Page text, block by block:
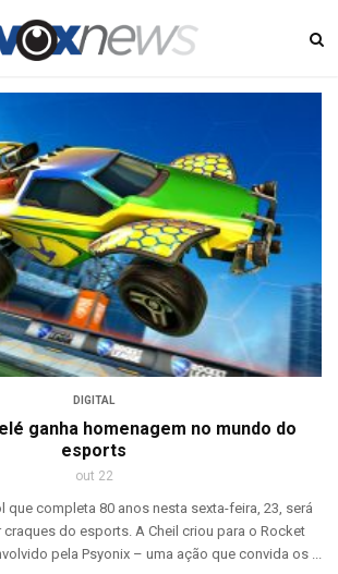
DIGITAL
ganha homenagem no mundo do
esports
out 22
que completa 80 anos nesta sexta-feira, 23, será
do esports. A Cheil criou para o Rocket
pela Psyonix – uma ação que convida os ...